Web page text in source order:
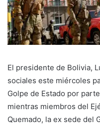
El presidente de Bolivia,
sociales este miércoles
Golpe de Estado por
mientras miembros del
Quemado, la ex sede del